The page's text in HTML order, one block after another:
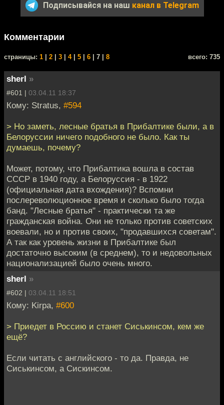
Подписывайся на наш канал в Telegram
Комментарии
cтраницы: 1 2 3 4| 5 6 | 7 | 8 всего: 735
sherl »
#601 | 03.04.11 18:37
Кому: Stratus, #594
> Но заметь, лесные братья в Прибалтике были, а в
Белоруссии ничего подобного не было. Как ты
думаешь, почему?
Может, потому, что Прибалтика вошла в состав
СССР в 1940 году, а Белоруссия - в 1922
(официальная дата вхождения)? Вспомни
послереволюционное время и сколько было тогда
банд. "Лесные братья" - практически та же
гражданская война. Они не только против советских
воевали, но и против своих, "продавшихся советам".
А так как уровень жизни в Прибалтике был
достаточно высоким (в среднем), то и недовольных
национализацией было очень много.
sherl »
#602 | 03.04.11 18:51
Кому: Kirpa, #600
> Приедет в Россию и станет Сиськинсом, кем же
ещё?
Если читать с английского - то да. Правда, не
Сиськинсом, а Сискинсом.